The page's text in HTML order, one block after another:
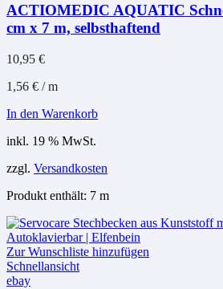
ACTIOMEDIC AQUATIC
cm x 7 m, selbsthaftend
10,95 €
1,56 € /m
In den Warenkorb
inkl. 19 % MwSt.
zzgl. Versandkosten
Produkt enthält: 7 m
Zur Wunschliste hinzufügen
Schnellansicht
ebay